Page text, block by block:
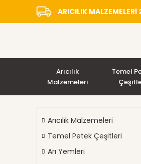
ARICILIK
Arıcılık
Malzemeleri
Temel
Arıcılık Malzemeleri
Temel Petek Çeşitleri
Arı Yemleri